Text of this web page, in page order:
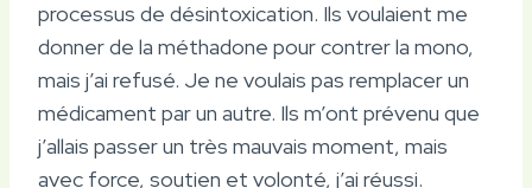
processus de désintoxication. Ils voulaient me
donner de la méthadone pour contrer la mono,
mais j’ai refusé. Je ne voulais pas remplacer un
médicament par un autre. Ils m’ont prévenu que
j’allais passer un très mauvais moment, mais
avec force, soutien et volonté, j’ai réussi.